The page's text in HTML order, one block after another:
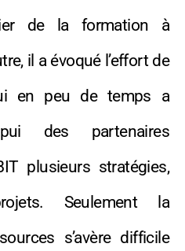
de la formation à
il a évoqué l’effort de
en peu de temps a
des partenaires
plusieurs stratégies,
Seulement la
s’avère difficile